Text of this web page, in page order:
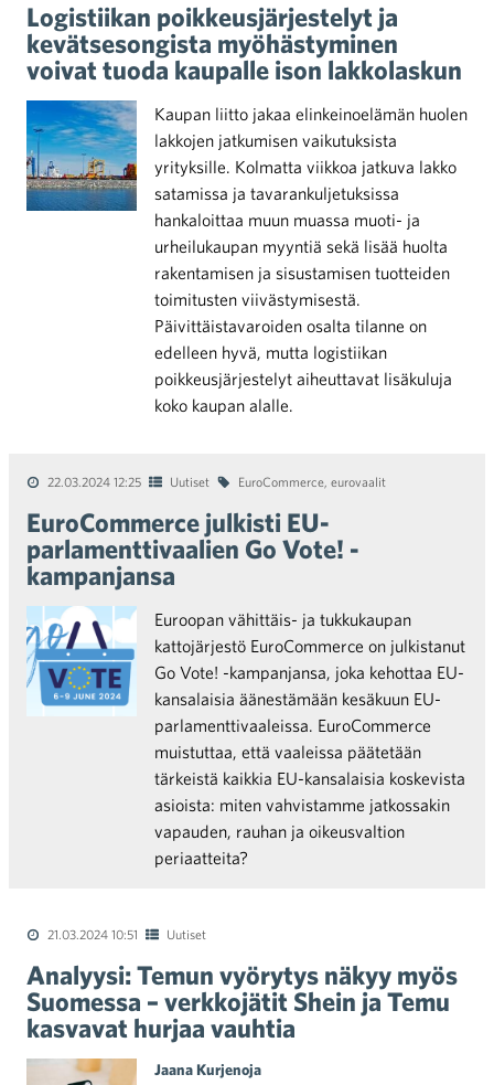
Logistiikan poikkeusjärjestelyt ja
kevätsesongista myöhästyminen
voivat tuoda kaupalle ison lakkolaskun
Kaupan liitto jakaa elinkeinoelämän huolen
lakkojen jatkumisen vaikutuksista
yrityksille. Kolmatta viikkoa jatkuva lakko
satamissa ja tavarankuljetuksissa
hankaloittaa muun muassa muoti- ja
urheilukaupan myyntiä sekä lisää huolta
rakentamisen ja sisustamisen tuotteiden
toimitusten viivästymisestä.
Päivittäistavaroiden osalta tilanne on
edelleen hyvä, mutta logistiikan
poikkeusjärjestelyt aiheuttavat lisäkuluja
koko kaupan alalle.
22.03.2024 12:25 Uutiset EuroCommerce, eurovaalit
EuroCommerce julkisti EU-
parlamenttivaalien Go Vote! -
kampanjansa
Euroopan vähittäis- ja tukkukaupan
kattojärjestö EuroCommerce on julkistanut
Go Vote! -kampanjansa, joka kehottaa EU-
kansalaisia äänestämään kesäkuun EU-
parlamenttivaaleissa. EuroCommerce
muistuttaa, että vaaleissa päätetään
tärkeistä kaikkia EU-kansalaisia koskevista
asioista: miten vahvistamme jatkossakin
vapauden, rauhan ja oikeusvaltion
periaatteita?
21.03.2024 10:51 Uutiset
Analyysi: Temun vyörytys näkyy myös
Suomessa – verkkojätit Shein ja Temu
kasvavat hurjaa vauhtia
Jaana Kurjenoja